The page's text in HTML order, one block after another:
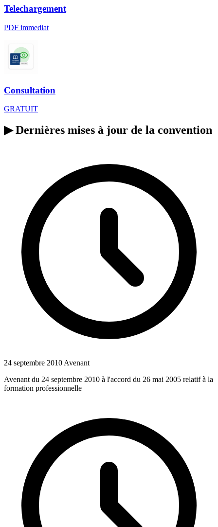
Telechargement
PDF immediat
Consultation
GRATUIT
▶Dernières mises à jour de la convention
24 septembre 2010 Avenant
Avenant du 24 septembre 2010 à l'accord du 26 mai 2005 relatif à la
formation professionnelle